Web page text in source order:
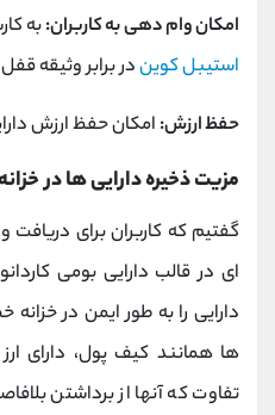
امکان وام دهی به کاربران:به
استیبل کویندر برابر وثیقه
حفظ ارزش: امکان حفظ ارزش
مزیت ذخیره دارایی ها در خزانه
گفتیم که کاربران برای دریافت
دارایی را به طور ایمن در
ها همانند کیف پول، دارای
تفاوت که آنها از برداشتن